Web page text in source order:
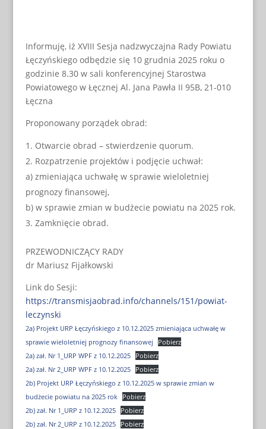
Informuję, iż XVIII Sesja nadzwyczajna Rady Powiatu
Łęczyńskiego odbędzie się 10 grudnia 2025 roku o
godzinie 8.30 w sali konferencyjnej Starostwa
Powiatowego w Łęcznej Al. Jana Pawła II 95B, 21-010
Łęczna
Proponowany porządek obrad:
Otwarcie obrad – stwierdzenie quorum.
Rozpatrzenie projektów i podjęcie uchwał:
a) zmieniająca uchwałę w sprawie wieloletniej
prognozy finansowej,
b) w sprawie zmian w budżecie powiatu na 2025 rok.
Zamknięcie obrad.
PRZEWODNICZĄCY RADY
dr Mariusz Fijałkowski
Link do Sesji:
https://transmisjaobrad.info/channels/151/powiat-
leczynski
2a) Projekt URP Łęczyńskiego z 10.12.2025 zmieniająca uchwałę w
sprawie wieloletniej prognozy finansowej
Pobierz
2a) zał. Nr 1_URP WPF z 10.12.2025
Pobierz
2a) zał. Nr 2_URP WPF z 10.12.2025
Pobierz
2b) Projekt URP Łęczyńskiego z 10.12.2025 w sprawie zmian w
budżecie powiatu na 2025 rok
Pobierz
2b) zał. Nr 1_URP z 10.12.2025
Pobierz
2b) zał. Nr 2_URP z 10.12.2025
Pobierz